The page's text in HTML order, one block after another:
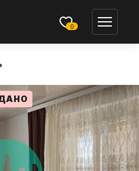
0